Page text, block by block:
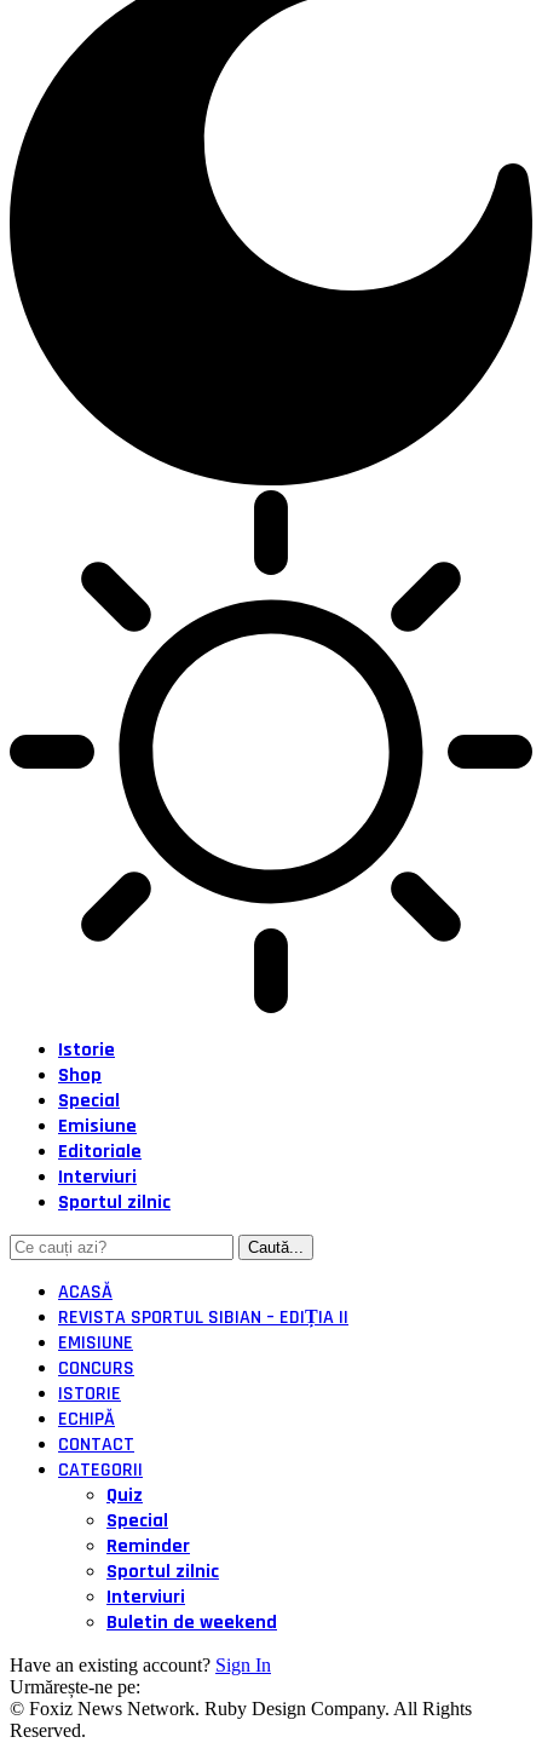
Istorie
Shop
Special
Emisiune
Editoriale
Interviuri
Sportul zilnic
ACASĂ
REVISTA SPORTUL SIBIAN – EDIȚIA II
EMISIUNE
CONCURS
ISTORIE
ECHIPĂ
CONTACT
CATEGORII
Quiz
Special
Reminder
Sportul zilnic
Interviuri
Buletin de weekend
Have an existing account? Sign In
Urmărește-ne pe:
© Foxiz News Network. Ruby Design Company. All Rights
Reserved.